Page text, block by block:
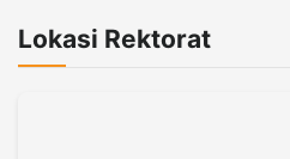
Lokasi Rektorat